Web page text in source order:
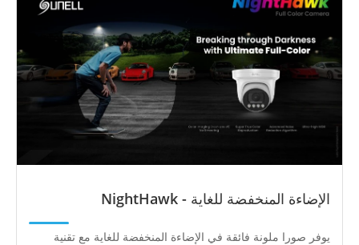
الإضاءة المنخفضة للغاية - NightHawk
يوفر صورا ملونة فائقة في الإضاءة المنخفضة للغاية مع تقنية